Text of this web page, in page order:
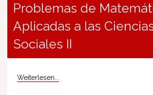
Problemas de
Aplicadas a las
Sociales II
Weiterlesen...